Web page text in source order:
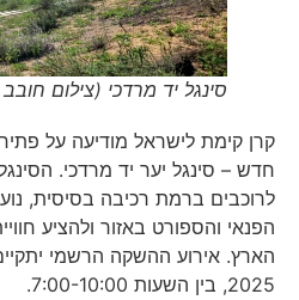
סינגל יד מרדכי (צילום חובב
קרן קימת לישראל מודיעה על
לרוכבים ברמת רכיבה בסיסית,
הפנאי והספורט באזור ולהציע
2025, בין השעות 7:00-10:00.